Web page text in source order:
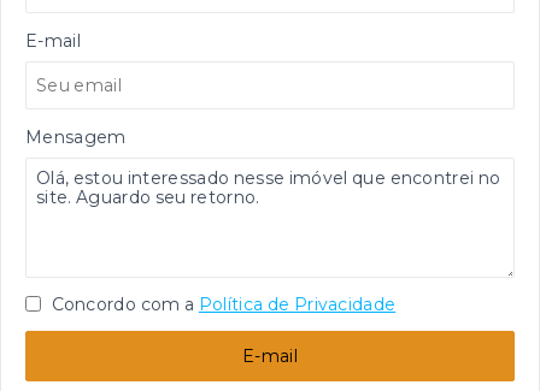
E-mail
Mensagem
Concordo com a Política de Privacidade
E-mail